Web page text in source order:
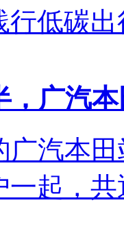
行低碳
，广汽
广汽本
一起，